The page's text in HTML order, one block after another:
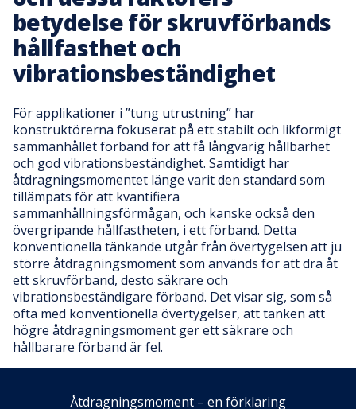
betydelse för skruvförbands
hållfasthet och
vibrationsbeständighet
För applikationer i ”tung utrustning” har
konstruktörerna fokuserat på ett stabilt och likformigt
sammanhållet förband för att få långvarig hållbarhet
och god vibrationsbeständighet. Samtidigt har
åtdragningsmomentet länge varit den standard som
tillämpats för att kvantifiera
sammanhållningsförmågan, och kanske också den
övergripande hållfastheten, i ett förband. Detta
konventionella tänkande utgår från övertygelsen att ju
större åtdragningsmoment som används för att dra åt
ett skruvförband, desto säkrare och
vibrationsbeständigare förband. Det visar sig, som så
ofta med konventionella övertygelser, att tanken att
högre åtdragningsmoment ger ett säkrare och
hållbarare förband är fel.
Åtdragningsmoment – en förklaring